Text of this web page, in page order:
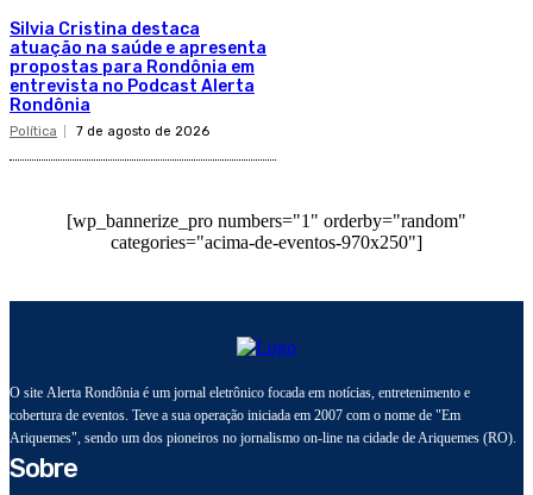
Silvia Cristina destaca
atuação na saúde e apresenta
propostas para Rondônia em
entrevista no Podcast Alerta
Rondônia
Política 7 de agosto de 2026
[wp_bannerize_pro numbers="1" orderby="random"
categories="acima-de-eventos-970x250"]
O site Alerta Rondônia é um jornal eletrônico focada em notícias, entretenimento e
cobertura de eventos. Teve a sua operação iniciada em 2007 com o nome de "Em
Ariquemes", sendo um dos pioneiros no jornalismo on-line na cidade de Ariquemes (RO).
Sobre